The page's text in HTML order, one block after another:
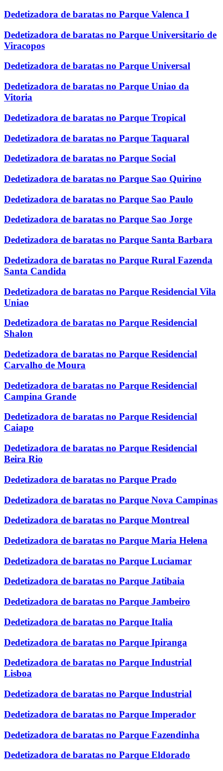
Dedetizadora de baratas no Parque Valenca I
Dedetizadora de baratas no Parque Universitario de
Viracopos
Dedetizadora de baratas no Parque Universal
Dedetizadora de baratas no Parque Uniao da
Vitoria
Dedetizadora de baratas no Parque Tropical
Dedetizadora de baratas no Parque Taquaral
Dedetizadora de baratas no Parque Social
Dedetizadora de baratas no Parque Sao Quirino
Dedetizadora de baratas no Parque Sao Paulo
Dedetizadora de baratas no Parque Sao Jorge
Dedetizadora de baratas no Parque Santa Barbara
Dedetizadora de baratas no Parque Rural Fazenda
Santa Candida
Dedetizadora de baratas no Parque Residencial Vila
Uniao
Dedetizadora de baratas no Parque Residencial
Shalon
Dedetizadora de baratas no Parque Residencial
Carvalho de Moura
Dedetizadora de baratas no Parque Residencial
Campina Grande
Dedetizadora de baratas no Parque Residencial
Caiapo
Dedetizadora de baratas no Parque Residencial
Beira Rio
Dedetizadora de baratas no Parque Prado
Dedetizadora de baratas no Parque Nova Campinas
Dedetizadora de baratas no Parque Montreal
Dedetizadora de baratas no Parque Maria Helena
Dedetizadora de baratas no Parque Luciamar
Dedetizadora de baratas no Parque Jatibaia
Dedetizadora de baratas no Parque Jambeiro
Dedetizadora de baratas no Parque Italia
Dedetizadora de baratas no Parque Ipiranga
Dedetizadora de baratas no Parque Industrial
Lisboa
Dedetizadora de baratas no Parque Industrial
Dedetizadora de baratas no Parque Imperador
Dedetizadora de baratas no Parque Fazendinha
Dedetizadora de baratas no Parque Eldorado